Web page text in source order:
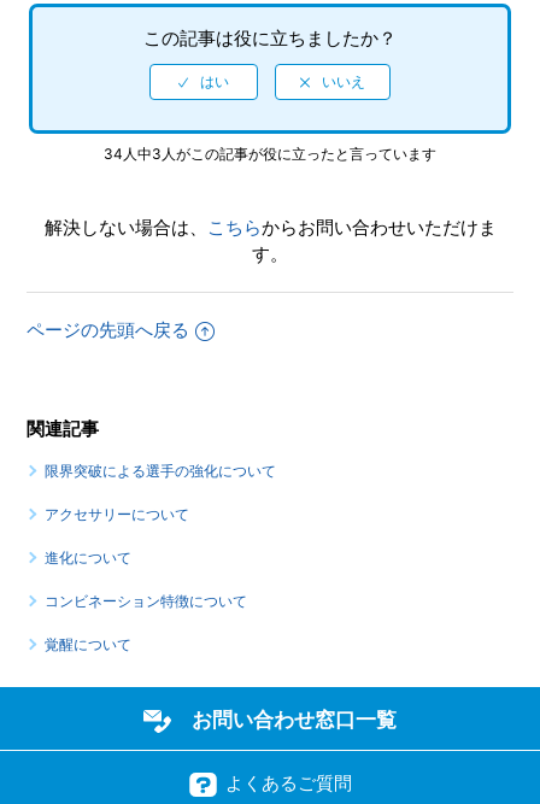
この記事は役に立ちましたか？
34人中3人がこの記事が役に立ったと言っています
解決しない場合は、 こちらからお問い合わせいただけま
す。
ページの先頭へ戻る
関連記事
限界突破による選手の強化について
アクセサリーについて
進化について
コンビネーション特徴について
覚醒について
お問い合わせ窓口一覧
よくあるご質問